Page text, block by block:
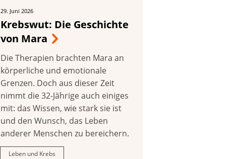
29. Juni 2026
Krebswut: Die Geschichte
von Mara
Die Therapien brachten Mara an
körperliche und emotionale
Grenzen. Doch aus dieser Zeit
nimmt die 32-Jährige auch einiges
mit: das Wissen, wie stark sie ist
und den Wunsch, das Leben
anderer Menschen zu bereichern.
Leben und Krebs